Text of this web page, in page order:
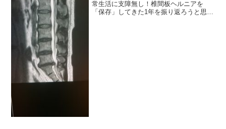
常生活に支障無し！椎間板ヘルニアを
「保存」してきた1年を振り返ろうと思